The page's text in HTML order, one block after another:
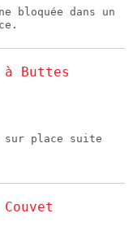
bloquée dans un
Buttes
sur place suite